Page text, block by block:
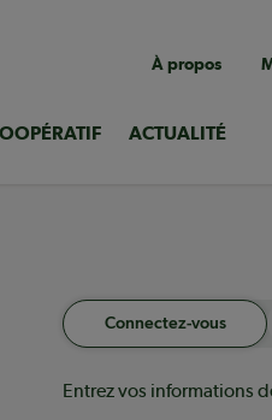
utilitaire
À propos
ACTUALITÉ
Connectez-vous
Entrez vos informations